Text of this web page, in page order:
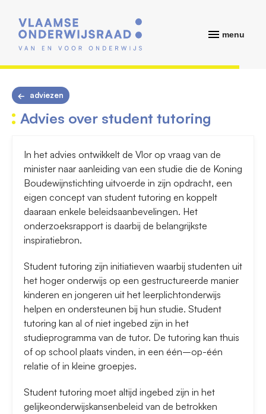
menu
adviezen
Advies over student tutoring
In het advies ontwikkelt de Vlor op vraag van de
minister naar aanleiding van een studie die de Koning
Boudewijnstichting uitvoerde in zijn opdracht, een
eigen concept van student tutoring en koppelt
daaraan enkele beleidsaanbevelingen. Het
onderzoeksrapport is daarbij de belangrijkste
inspiratiebron.
Student tutoring zijn initiatieven waarbij studenten uit
het hoger onderwijs op een gestructureerde manier
kinderen en jongeren uit het leerplichtonderwijs
helpen en ondersteunen bij hun studie. Student
tutoring kan al of niet ingebed zijn in het
studieprogramma van de tutor. De tutoring kan thuis
of op school plaats vinden, in een één–op-één
relatie of in kleine groepjes.
Student tutoring moet altijd ingebed zijn in het
gelijkeonderwijskansenbeleid van de betrokken